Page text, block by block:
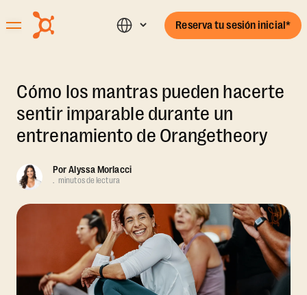
Reserva tu sesión inicial*
Cómo los mantras pueden hacerte
sentir imparable durante un
entrenamiento de Orangetheory
Por Alyssa Morlacci
. minutos de lectura